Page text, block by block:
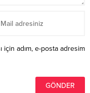
için adım, e-posta adresim